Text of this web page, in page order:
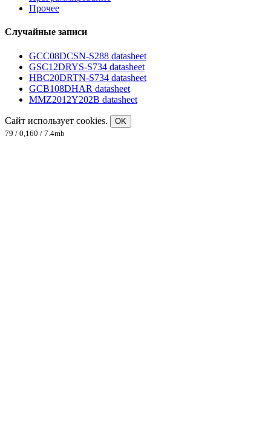
Прочее
Случайные записи
GCC08DCSN-S288 datasheet
GSC12DRYS-S734 datasheet
HBC20DRTN-S734 datasheet
GCB108DHAR datasheet
MMZ2012Y202B datasheet
Сайт использует cookies.
OK
79 / 0,160 / 7.4mb